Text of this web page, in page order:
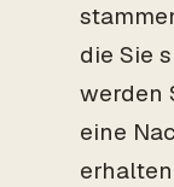
die Sie
werden
eine